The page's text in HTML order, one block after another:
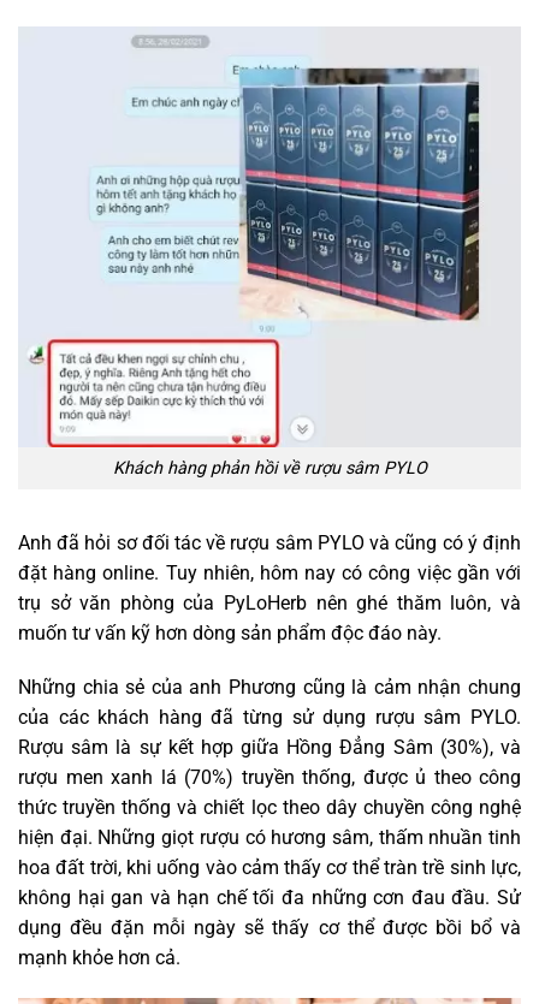
Khách hàng phản hồi về rượu sâm PYLO
Anh đã hỏi sơ đối tác về rượu sâm PYLO và cũng có ý định
đặt hàng online. Tuy nhiên, hôm nay có công việc gần với
trụ sở văn phòng của PyLoHerb nên ghé thăm luôn, và
muốn tư vấn kỹ hơn dòng sản phẩm độc đáo này.
Những chia sẻ của anh Phương cũng là cảm nhận chung
của các khách hàng đã từng sử dụng rượu sâm PYLO.
Rượu sâm là sự kết hợp giữa Hồng Đẳng Sâm (30%), và
rượu men xanh lá (70%) truyền thống, được ủ theo công
thức truyền thống và chiết lọc theo dây chuyền công nghệ
hiện đại. Những giọt rượu có hương sâm, thấm nhuần tinh
hoa đất trời, khi uống vào cảm thấy cơ thể tràn trề sinh lực,
không hại gan và hạn chế tối đa những cơn đau đầu. Sử
dụng đều đặn mỗi ngày sẽ thấy cơ thể được bồi bổ và
mạnh khỏe hơn cả.